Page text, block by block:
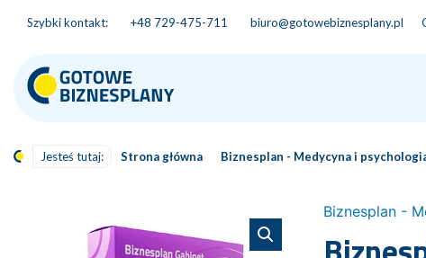
Szybki kontakt: +48 729-475-711 biuro@gotowebiznesplany.pl
Jesteś tutaj: Strona główna Biznesplan - Medycyna i
Biznesplan -